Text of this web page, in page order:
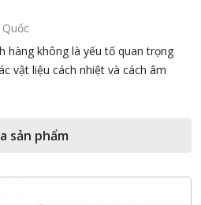
hàng không là yếu tố quan trọng
vật liệu cách nhiệt và cách âm
sản phẩm